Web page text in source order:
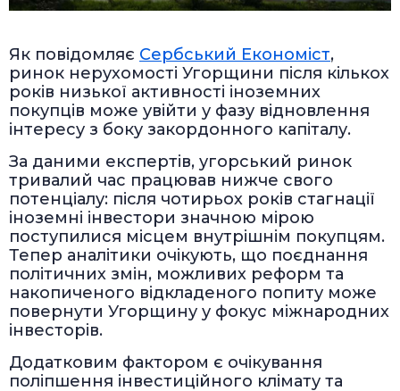
Як повідомляє Сербський Економіст,
ринок нерухомості Угорщини після кількох
років низької активності іноземних
покупців може увійти у фазу відновлення
інтересу з боку закордонного капіталу.
За даними експертів, угорський ринок
тривалий час працював нижче свого
потенціалу: після чотирьох років стагнації
іноземні інвестори значною мірою
поступилися місцем внутрішнім покупцям.
Тепер аналітики очікують, що поєднання
політичних змін, можливих реформ та
накопиченого відкладеного попиту може
повернути Угорщину у фокус міжнародних
інвесторів.
Додатковим фактором є очікування
поліпшення інвестиційного клімату та